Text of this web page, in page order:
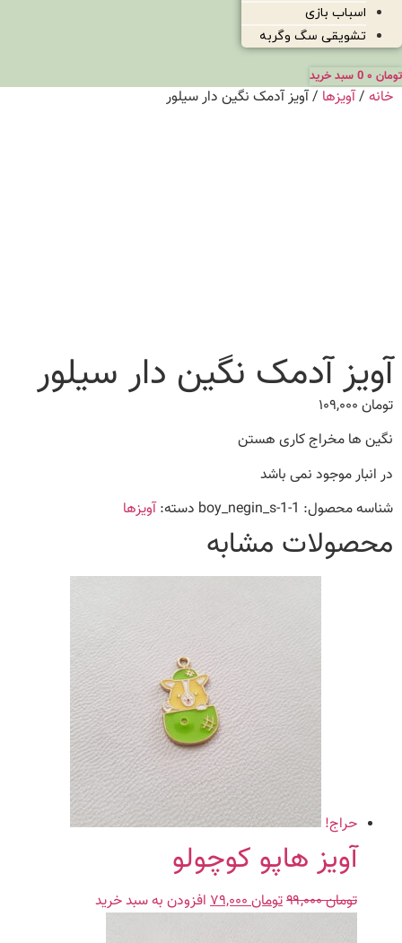
اسباب بازی
تشویقی سگ وگربه
تومان 0 سبد خرید
خانه /آویزها / آویز آدمک نگین دار سیلور
آویز آدمک نگین دار سیلور
تومان
نگین ها مخراج کاری هستن
در انبار موجود نمی باشد
شناسه محصول: boy_negin_s-1-1 دسته:آویزها
محصولات مشابه
حراج!
آویز هاپو کوچولو
تومان۹۹,۰۰۰
قیمت
تومان۷۹,۰۰۰
قیمت
افزودن به سبد خرید